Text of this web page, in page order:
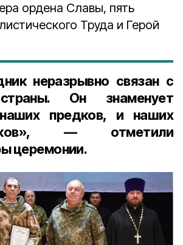
ордена Славы, пять
Труда и Герой
неразрывно связан с
Он знаменует
предков, и наших
— отметили
церемонии.